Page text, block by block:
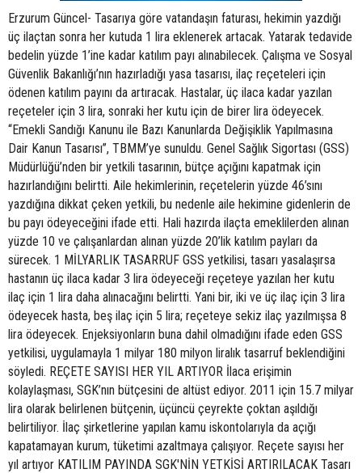
Erzurum Güncel- Tasarıya göre vatandaşın faturası, hekimin yazdığı
üç ilaçtan sonra her kutuda 1 lira eklenerek artacak. Yatarak tedavide
bedelin yüzde 1’ine kadar katılım payı alınabilecek. Çalışma ve Sosyal
Güvenlik Bakanlığı’nın hazırladığı yasa tasarısı, ilaç reçeteleri için
ödenen katılım payını da artıracak. Hastalar, üç ilaca kadar yazılan
reçeteler için 3 lira, sonraki her kutu için de birer lira ödeyecek.
“Emekli Sandığı Kanunu ile Bazı Kanunlarda Değişiklik Yapılmasına
Dair Kanun Tasarısı”, TBMM’ye sunuldu. Genel Sağlık Sigortası (GSS)
Müdürlüğü’nden bir yetkili tasarının, bütçe açığını kapatmak için
hazırlandığını belirtti. Aile hekimlerinin, reçetelerin yüzde 46’sını
yazdığına dikkat çeken yetkili, bu nedenle aile hekimine gidenlerin de
bu payı ödeyeceğini ifade etti. Hali hazırda ilaçta emeklilerden alınan
yüzde 10 ve çalışanlardan alınan yüzde 20’lik katılım payları da
sürecek. 1 MİLYARLIK TASARRUF GSS yetkilisi, tasarı yasalaşırsa
hastanın üç ilaca kadar 3 lira ödeyeceği reçeteye yazılan her kutu
ilaç için 1 lira daha alınacağını belirtti. Yani bir, iki ve üç ilaç için 3 lira
ödeyecek hasta, beş ilaç için 5 lira; reçeteye sekiz ilaç yazılmışsa 8
lira ödeyecek. Enjeksiyonların buna dahil olmadığını ifade eden GSS
yetkilisi, uygulamayla 1 milyar 180 milyon liralık tasarruf beklendiğini
söyledi. REÇETE SAYISI HER YIL ARTIYOR İlaca erişimin
kolaylaşması, SGK’nın bütçesini de altüst ediyor. 2011 için 15.7 milyar
lira olarak belirlenen bütçenin, üçüncü çeyrekte çoktan aşıldığı
belirtiliyor. İlaç şirketlerine yapılan kamu iskontolarıyla da açığı
kapatamayan kurum, tüketimi azaltmaya çalışıyor. Reçete sayısı her
yıl artıyor KATILIM PAYINDA SGK'NİN YETKİSİ ARTIRILACAK Tasarı